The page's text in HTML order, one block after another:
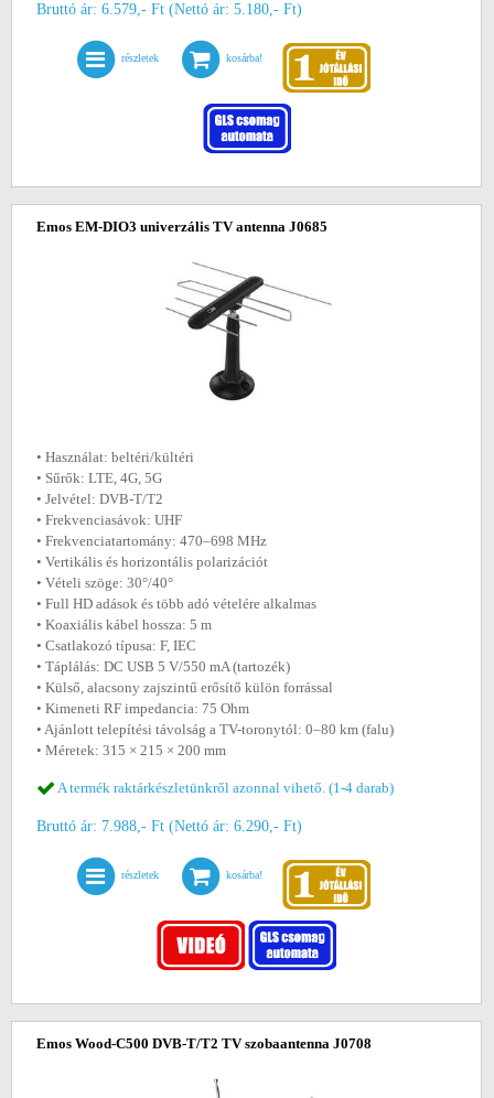
Bruttó ár: 6.579,- Ft (Nettó ár: 5.180,- Ft)
részletek kosárba!
Emos EM-DIO3 univerzális TV antenna J0685
• Használat: beltéri/kültéri
• Sűrők: LTE, 4G, 5G
• Jelvétel: DVB-T/T2
• Frekvenciasávok: UHF
• Frekvenciatartomány: 470–698 MHz
• Vertikális és horizontális polarizációt
• Vételi szöge: 30°/40°
• Full HD adások és több adó vételére alkalmas
• Koaxiális kábel hossza: 5 m
• Csatlakozó típusa: F, IEC
• Táplálás: DC USB 5 V/550 mA (tartozék)
• Külső, alacsony zajszintű erősítő külön forrással
• Kimeneti RF impedancia: 75 Ohm
• Ajánlott telepítési távolság a TV-toronytól: 0–80 km (falu)
• Méretek: 315 × 215 × 200 mm
A termék raktárkészletünkről azonnal vihető. (1-4 darab)
Bruttó ár: 7.988,- Ft (Nettó ár: 6.290,- Ft)
részletek kosárba!
Emos Wood-C500 DVB-T/T2 TV szobaantenna J0708